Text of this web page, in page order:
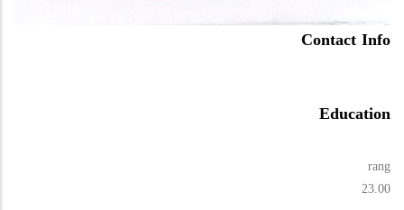
Contact Info
Education
rang
23.00